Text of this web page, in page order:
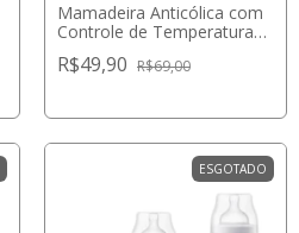
Mamadeira Anticólica com
Controle de Temperatura
R$49,90 R$69,00
ESGOTADO